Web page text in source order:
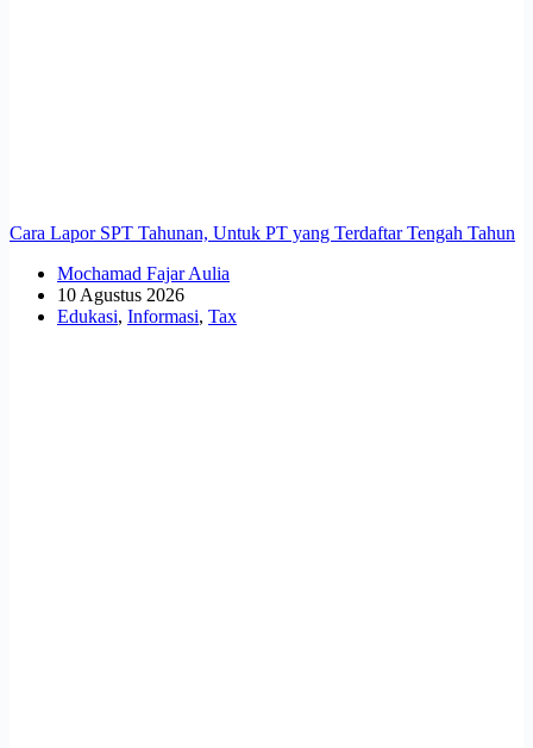
Cara Lapor SPT Tahunan, Untuk PT yang Terdaftar Tengah Tahun
Mochamad Fajar Aulia
10 Agustus 2026
Edukasi, Informasi, Tax